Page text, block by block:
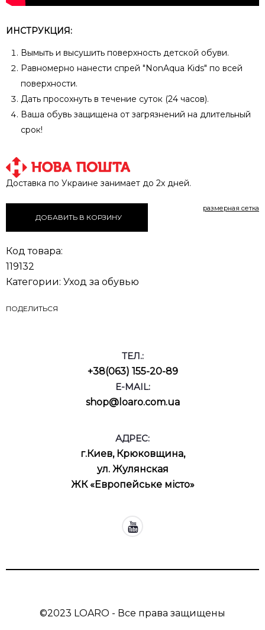
ИНСТРУКЦИЯ:
Вымыть и высушить поверхность детской обуви.
Равномерно нанести спрей "NonAqua Kids" по всей
поверхности.
Дать просохнуть в течение суток (24 часов).
Ваша обувь защищена от загрязнений на длительный
срок!
Доставка по Украине занимает до 2х дней.
размерная сетка
ДОБАВИТЬ В КОРЗИНУ
Код товара:
119132
Категории: Уход за обувью
ПОДЕЛИТЬСЯ
ТЕЛ.:
+38(063) 155-20-89
E-MAIL:
shop@loaro.com.ua
АДРЕС:
г.Киев, Крюковщина,
ул. Жулянская
ЖК «Европейське місто»
©2023 LOARO - Все права защищены